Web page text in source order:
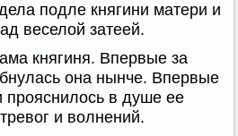
подле княгини матери и
веселой затеей.
княгиня. Впервые за
она нынче. Впервые
прояснилось в душе ее
и волнений.